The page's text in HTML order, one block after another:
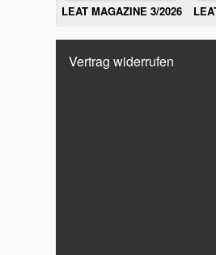
LEAT MAGAZINE 3/2026
Vertrag widerrufen